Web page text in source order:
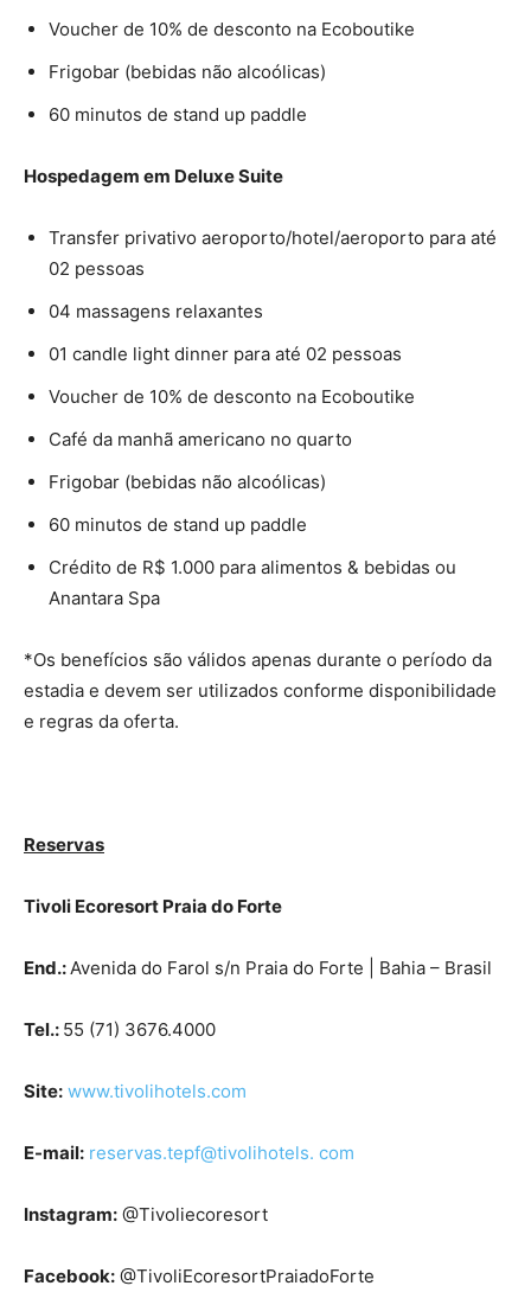
Voucher de 10% de desconto na Ecoboutike
Frigobar (bebidas não alcoólicas)
60 minutos de stand up paddle
Hospedagem em Deluxe Suite
Transfer privativo aeroporto/hotel/aeroporto para até
02 pessoas
04 massagens relaxantes
01 candle light dinner para até 02 pessoas
Voucher de 10% de desconto na Ecoboutike
Café da manhã americano no quarto
Frigobar (bebidas não alcoólicas)
60 minutos de stand up paddle
Crédito de R$ 1.000 para alimentos & bebidas ou
Anantara Spa
*Os benefícios são válidos apenas durante o período da
estadia e devem ser utilizados conforme disponibilidade
e regras da oferta.
Reservas
Tivoli Ecoresort Praia do Forte
End.:Avenida do Farol s/n Praia do Forte | Bahia – Brasil
Tel.: 55 (71) 3676.4000
Site: www.tivolihotels.com
E-mail: reservas.tepf@tivolihotels. com
Instagram: @Tivoliecoresort
Facebook: @TivoliEcoresortPraiadoForte